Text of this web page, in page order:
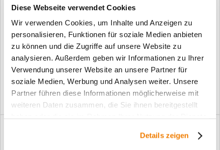
Diese Webseite verwendet Cookies
Wir verwenden Cookies, um Inhalte und Anzeigen zu
personalisieren, Funktionen für soziale Medien anbieten
zu können und die Zugriffe auf unsere Website zu
analysieren. Außerdem geben wir Informationen zu Ihrer
Verwendung unserer Website an unsere Partner für
soziale Medien, Werbung und Analysen weiter. Unsere
Partner führen diese Informationen möglicherweise mit
weiteren Daten zusammen, die Sie ihnen bereitgestellt
Details zeigen
Info:
Dieser Artikel wird gemäß Ihrer
Konfiguration gefertigt. Daher ist er als
kundenspezifische Anfertigung vom
Widerruf / der Rückgabe
ausgeschlossen.
Vorteile
Kostenloser Versand ab € 2000,- Bestellwert
Versand mit eigener Spedition
Ganzglastür Motiv Flowers 4 invers Für eine zeitlose Optik: Das